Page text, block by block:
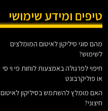
טיפים ומידע שימושי
מהם סוגי סיליקון לאיטום המומלצים
לשימוש?
חיפוי לפרגולה באמצעות לוחות פי וי סי
או פוליקרבונט
האם מומלץ להשתמש בסיליקון לאיטום
חיצוני?